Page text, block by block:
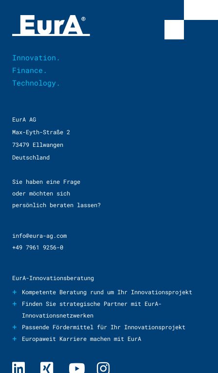
Innovation.
Finance.
Technology.
EurA AG
Max-Eyth-Straße 2
73479 Ellwangen
Deutschland
Sie haben eine Frage
oder möchten sich
persönlich beraten lassen?
info@eura-ag.com
+49 7961 9256-0
EurA-Innovationsberatung
+ Kompetente Beratung rund um Ihr Innovationsprojekt
+
Finden Sie strategische Partner mit EurA-
Innovationsnetzwerken
+ Passende Fördermittel für Ihr Innovationsprojekt
+ Europaweit Karriere machen mit EurA